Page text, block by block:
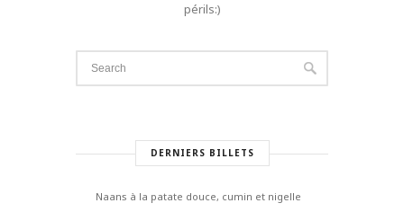
périls:)
DERNIERS BILLETS
Naans à la patate douce, cumin et nigelle